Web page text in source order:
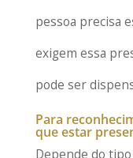
pessoa precisa
exigem essa
pode ser
Para
que estar
Depende do